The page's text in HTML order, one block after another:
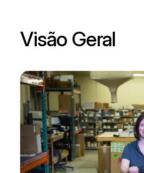
Visão Geral